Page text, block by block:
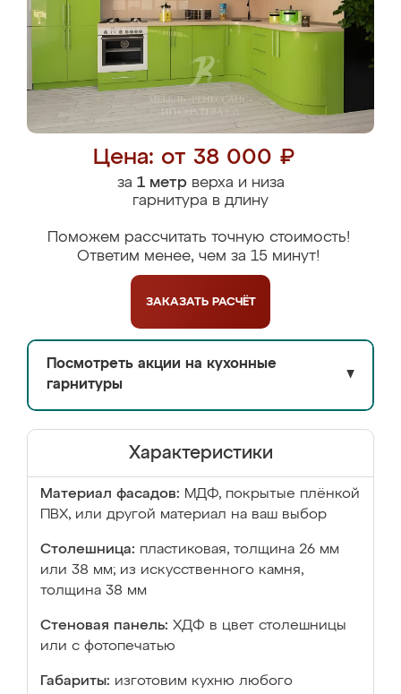
Цена: от 38 000 ₽
за 1 метрверха и низа
гарнитура в длину
Поможем рассчитать точную стоимость!
Ответим менее, чем за 15 минут!
ЗАКАЗАТЬ РАСЧЁТ
Посмотреть акции на кухонные
гарнитуры
▼
Характеристики
Материал фасадов: МДФ, покрытые плёнкой
ПВХ, или другой материал на ваш выбор
Столешница: пластиковая, толщина 26 мм
или 38 мм; из искусственного камня,
толщина 38 мм
Стеновая панель: ХДФ в цвет столешницы
или с фотопечатью
Габариты: изготовим кухню любого